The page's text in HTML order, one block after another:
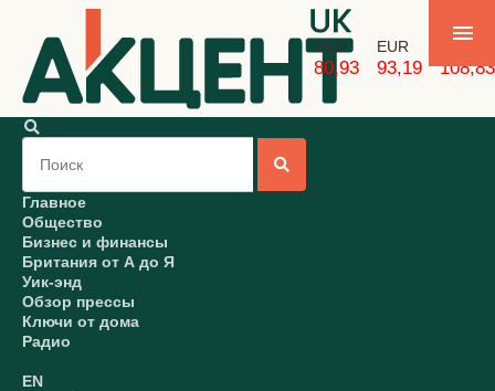
USD
80,93
EUR
93,19 108,83
Главное
Общество
Бизнес и финансы
Британия от А до Я
Уик-энд
Обзор прессы
Ключи от дома
Радио
EN